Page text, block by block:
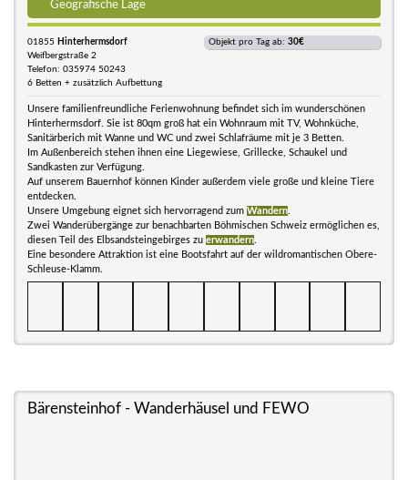
Geografische Lage
01855 Hinterhermsdorf
Weifbergstraße 2
Telefon: 035974 50243
6 Betten + zusätzlich Aufbettung
Objekt pro Tag ab: 30€
Unsere familienfreundliche Ferienwohnung befindet sich im wunderschönen
Hinterhermsdorf. Sie ist 80qm groß hat ein Wohnraum mit TV, Wohnküche,
Sanitärberich mit Wanne und WC und zwei Schlafräume mit je 3 Betten.
Im Außenbereich stehen ihnen eine Liegewiese, Grillecke, Schaukel und
Sandkasten zur Verfügung.
Auf unserem Bauernhof können Kinder außerdem viele große und kleine Tiere
entdecken.
Unsere Umgebung eignet sich hervorragend zum Wandern
Zwei Wanderübergänge zur benachbarten Böhmischen Schweiz ermöglichen es,
diesen Teil des Elbsandsteingebirges zu erwandern
Eine besondere Attraktion ist eine Bootsfahrt auf der wildromantischen Obere-
Schleuse-Klamm.
Bärensteinhof - Wanderhäusel und FEWO